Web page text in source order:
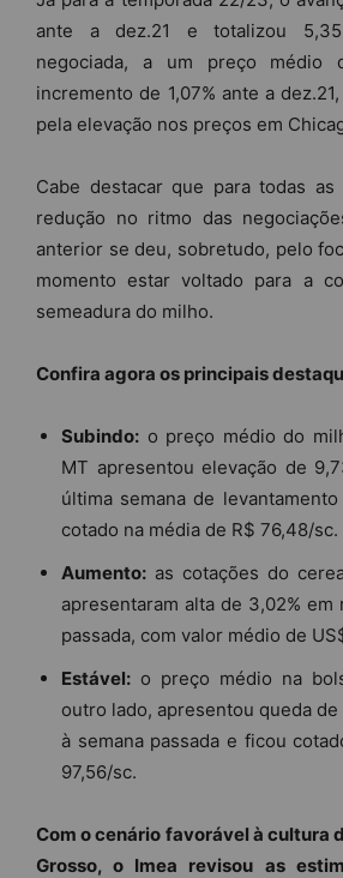
ante a dez.21 e totalizou
negociada, a um preço médio
incremento de 1,07% ante a
pela elevação nos preços em
Cabe destacar que para todas as
redução no ritmo das
anterior se deu, sobretudo, pelo
momento estar voltado para a
semeadura do milho.
Confira agora os principais
Subindo: o preço médio do
MT apresentou elevação de
última semana de
cotado na média de R$ 76,48/sc.
Aumento: as cotações do
apresentaram alta de 3,02% em
passada, com valor médio de
Estável: o preço médio na
outro lado, apresentou queda de
à semana passada e ficou
97,56/sc.
Com o cenário favorável à cultura
Grosso, o Imea revisou as